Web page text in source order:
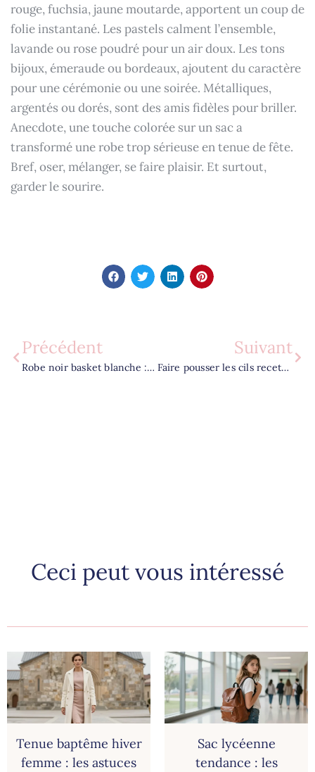
rouge, fuchsia, jaune moutarde, apportent un coup de
folie instantané. Les pastels calment l’ensemble,
lavande ou rose poudré pour un air doux. Les tons
bijoux, émeraude ou bordeaux, ajoutent du caractère
pour une cérémonie ou une soirée. Métalliques,
argentés ou dorés, sont des amis fidèles pour briller.
Anecdote, une touche colorée sur un sac a
transformé une robe trop sérieuse en tenue de fête.
Bref, oser, mélanger, se faire plaisir. Et surtout,
garder le sourire.
Précédent
Robe noir basket blanche : la meilleure façon de l’adopter au quotidien ?
Suivant
Faire pousser les cils recette maison : le sérum d’huile de ricin efficace
Ceci peut vous intéressé
Tenue baptême hiver
femme : les astuces
Sac lycéenne
tendance : les